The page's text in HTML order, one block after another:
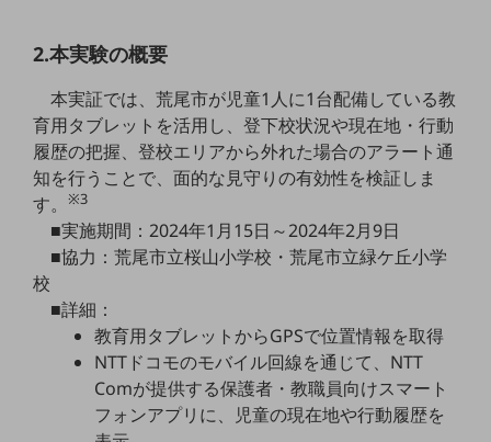
運用管理
業務支援・マーケティング
災害対策・BCP
課題・ニーズで探す
課題・ニーズで探すTOP
コミュニケーション・情報共有
マーケティング
業務効率化
地域共創・地方創生
2.本実験の概要
本実証では、荒尾市が児童1人に1台配備している教
育用タブレットを活用し、登下校状況や現在地・行動
履歴の把握、登校エリアから外れた場合のアラート通
知を行うことで、面的な見守りの有効性を検証しま
す。※3
■実施期間：2024年1月15日～2024年2月9日
■協力：荒尾市立桜山小学校・荒尾市立緑ケ丘小学
校
■詳細：
教育用タブレットからGPSで位置情報を取得
NTTドコモのモバイル回線を通じて、NTT
Comが提供する保護者・教職員向けスマート
フォンアプリに、児童の現在地や行動履歴を